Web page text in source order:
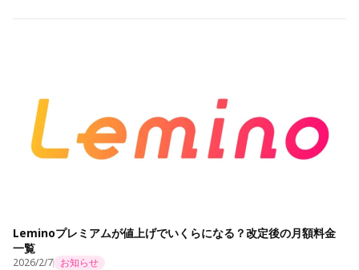
Leminoプレミアムが値上げでいくらになる？改定後の月額料金
一覧
2026/2/7 お知らせ